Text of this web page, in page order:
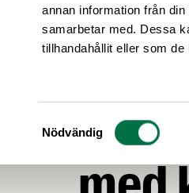
annan information från
samarbetar med. Dessa
tillhandahållit eller som
Samtyckesval
Nödvändig